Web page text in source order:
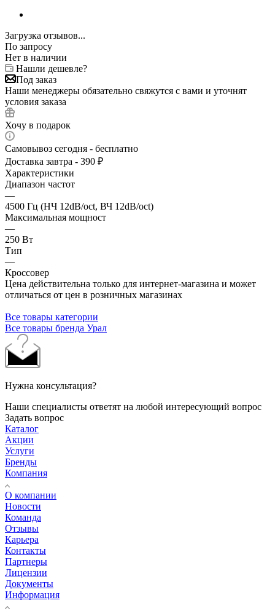
Загрузка отзывов...
По запросу
Нет в наличии
Нашли дешевле?
Под заказ
Наши менеджеры обязательно свяжутся с вами и уточнят
условия заказа
Хочу в подарок
Самовывоз сегодня - бесплатно
Доставка завтра - 390 ₽
Характеристики
Диапазон частот
—
4500 Гц (НЧ 12dB/oct, ВЧ 12dB/oct)
Максимальная мощност
—
250 Вт
Тип
—
Кроссовер
Цена действительна только для интернет-магазина и может
отличаться от цен в розничных магазинах
Все товары категории
Все товары бренда Урал
Нужна консультация?
Наши специалисты ответят на любой интересующий вопрос
Задать вопрос
Каталог
Акции
Услуги
Бренды
Компания
О компании
Новости
Команда
Отзывы
Карьера
Контакты
Партнеры
Лицензии
Документы
Информация